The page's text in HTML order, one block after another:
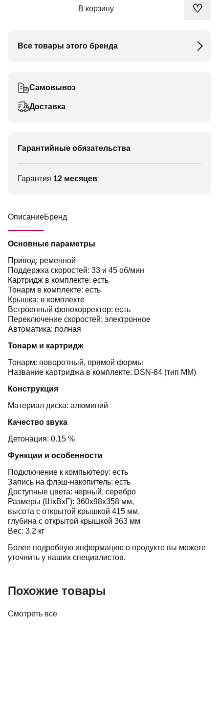
В корзину ♡
Все товары этого бренда
Самовывоз
Доставка
Гарантийные обязательства
Гарантия 12 месяцев
ОписаниеБренд
Основные параметры
Привод: ременной
Поддержка скоростей: 33 и 45 об/мин
Картридж в комплекте: есть
Тонарм в комплекте: есть
Крышка: в комплекте
Встроенный фонокорректор: есть
Переключение скоростей: электронное
Автоматика: полная
Тонарм и картридж
Тонарм: поворотный, прямой формы
Название картриджа в комплекте: DSN-84 (тип MM)
Конструкция
Материал диска: алюминий
Качество звука
Детонация: 0.15 %
Функции и особенности
Подключение к компьютеру: есть
Запись на флэш-накопитель: есть
Доступные цвета: черный, серебро
Размеры (ШxВxГ): 360x98x358 мм,
высота с открытой крышкой 415 мм,
глубина с открытой крышкой 363 мм
Вес: 3.2 кг
Более подробную информацию о продукте вы можете
уточнить у наших специалистов.
Похожие товары
Смотреть все